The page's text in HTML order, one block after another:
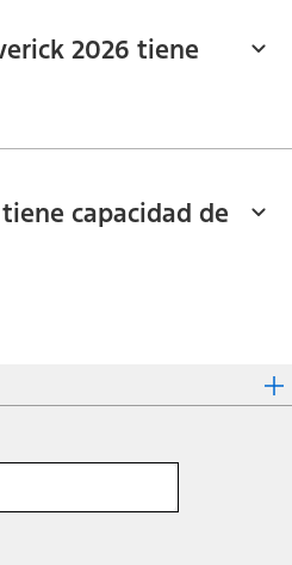
2026 tiene
capacidad de